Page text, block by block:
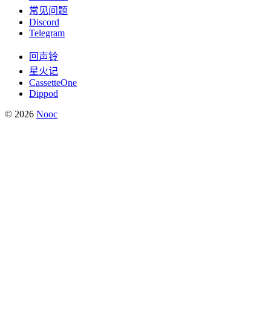
常见问题
Discord
Telegram
回声铃
星火记
CassetteOne
Dippod
© 2026 Nooc